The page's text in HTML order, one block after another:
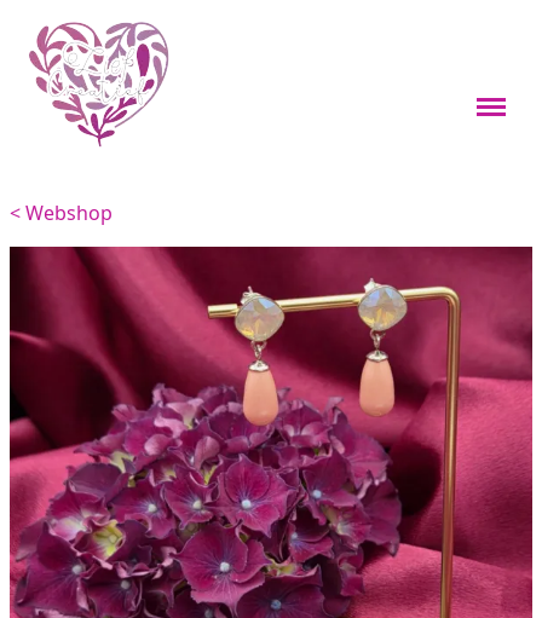
Webshop
Boekenleggers
Custom items
Kleine cadeaus
Sieraden
Viervoeters
Woondecoratie
Overig
Feestdagen thema's
Over mij
Materialen en onderhoud
Contact
< Webshop